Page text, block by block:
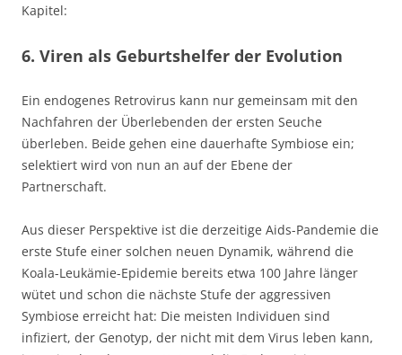
Kapitel:
6. Viren als Geburtshelfer der Evolution
Ein endogenes Retrovirus kann nur gemeinsam mit den
Nachfahren der Überlebenden der ersten Seuche
überleben. Beide gehen eine dauerhafte Symbiose ein;
selektiert wird von nun an auf der Ebene der
Partnerschaft.
Aus dieser Perspektive ist die derzeitige Aids-Pandemie die
erste Stufe einer solchen neuen Dynamik, während die
Koala-Leukämie-Epidemie bereits etwa 100 Jahre länger
wütet und schon die nächste Stufe der aggressiven
Symbiose erreicht hat: Die meisten Individuen sind
infiziert, der Genotyp, der nicht mit dem Virus leben kann,